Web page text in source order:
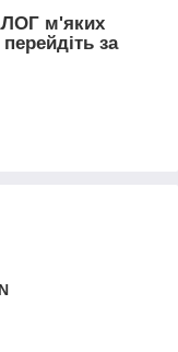
м'яких
за